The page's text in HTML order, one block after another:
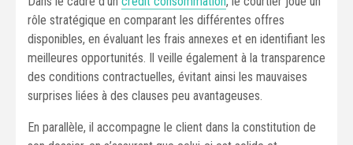
rôle stratégique en comparant les différentes offres
disponibles, en évaluant les frais annexes et en identifiant les
meilleures opportunités. Il veille également à la transparence
des conditions contractuelles, évitant ainsi les mauvaises
surprises liées à des clauses peu avantageuses.
En parallèle, il accompagne le client dans la constitution de